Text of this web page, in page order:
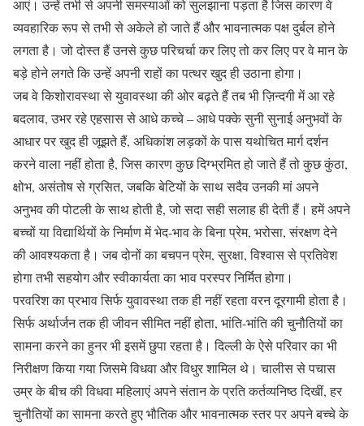
आएं। उन्हें तभी से अपनी समस्याओं को सुलझाना पड़ता है जिस कारण वे
व्यवहारिक रूप से तभी से अकेले हो जाते हैं और भावनात्मक पक्ष दुर्बल होने
लगता है। जो दोस्त हैं उनसे कुछ परिचर्चा कर लिए तो कर लिए पर वे मान के
बड़े होने लगते कि उन्हें अपनी राहों का पत्थर खुद ही उठाना होगा।
जब वे किशोरावस्था से युवावस्था की ओर बढ़ते हैं तब भी ज़िन्दगी में आ रहे
बदलाव, उभर रहे एहसास से आधे कच्चे – आधे पक्के सुनी सुनाई अनुभवों के
आधार पर खुद ही जूझते हैं, अधिकांश लड़कों के पास यथोचित मार्ग दर्शन
करने वाला नहीं होता है, जिस कारण कुछ दिग्भ्रमित हो जाते हैं तो कुछ कुंठा,
क्षोभ, असंतोष से ग्रसित, जबकि बेटियों के साथ सदैव उनकी मां अपने
अनुभव की पोटली के साथ होती है, जो सदा सही सलाह ही देती हैं। हमें अपने
बच्चों या विद्यार्थियों के निर्माण में भेद-भाव के बिना प्रेम, भरोसा, संरक्षण देने
की आवश्यकता है। जब दोनों का बचपन प्रेम, सुरक्षा, विश्वास से प्रतिवेश
होगा तभी सहयोग और स्वीकार्यता का भाव परस्पर निर्मित होगा।
परवरिश का प्रभाव सिर्फ युवावस्था तक ही नहीं रहता वरन दूरगामी होता है।
सिर्फ अर्थार्जन तक ही जीवन सीमित नहीं होता, भांति-भांति की चुनौतियों का
सामना करने का हुनर भी इसमें छुपा रहता है। दिल्ली के ऐसे परिवार का भी
निरीक्षण किया गया जिसमे विधवा और विधुर शामिल थे। चालीस से पचास
उम्र के बीच की विधवा महिलाएं अपने संतान के प्रति कर्तव्यनिष्ठ दिखीं, हर
चुनौतियों का सामना करते हुए भौतिक और भावनात्मक स्तर पर अपने बच्चे के